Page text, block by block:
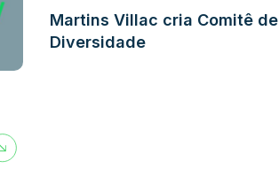
Martins Villac cria Comitê de
Diversidade